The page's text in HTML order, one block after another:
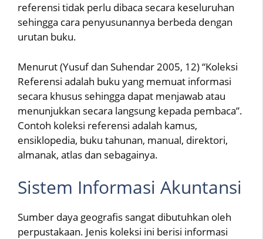
referensi tidak perlu dibaca secara keseluruhan
sehingga cara penyusunannya berbeda dengan
urutan buku.
Menurut (Yusuf dan Suhendar 2005, 12) “Koleksi
Referensi adalah buku yang memuat informasi
secara khusus sehingga dapat menjawab atau
menunjukkan secara langsung kepada pembaca”.
Contoh koleksi referensi adalah kamus,
ensiklopedia, buku tahunan, manual, direktori,
almanak, atlas dan sebagainya.
Sistem Informasi Akuntansi
Sumber daya geografis sangat dibutuhkan oleh
perpustakaan. Jenis koleksi ini berisi informasi